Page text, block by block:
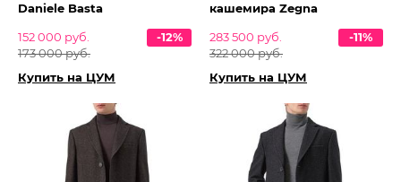
Daniele Basta
152 000 руб.
173 000 руб.
-12%
Купить на ЦУМ
кашемира Zegna
283 500 руб.
322 000 руб.
-11%
Купить на ЦУМ